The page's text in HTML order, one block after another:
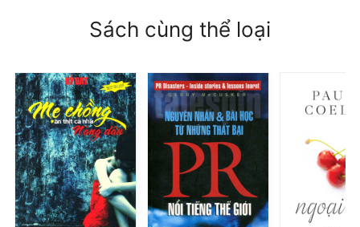
Sách cùng thể loại